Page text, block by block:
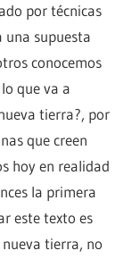
por técnicas
una supuesta
conocemos
que va a
tierra?, por
que creen
hoy en realidad
la primera
este texto es
tierra, no